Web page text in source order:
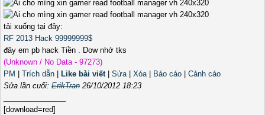
tải xuống tại đây:
RF 2013 Hack 99999999$
đây em pb hack Tiền . Dow nhớ tks
(Unknown / No Data - 97273)
PM
Trích dẫn Like bài viết| Sửa| Xóa| Báo cáo
Cảnh cáo
Sửa lần cuối: ErikTran 26/10/2012 18:23
[download=red]